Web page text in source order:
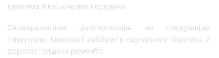
выжима и включения передачи.
Своевременное реагирование на следующие
симптомы поможет избежать серьезных поломок и
дорогостоящего ремонта: